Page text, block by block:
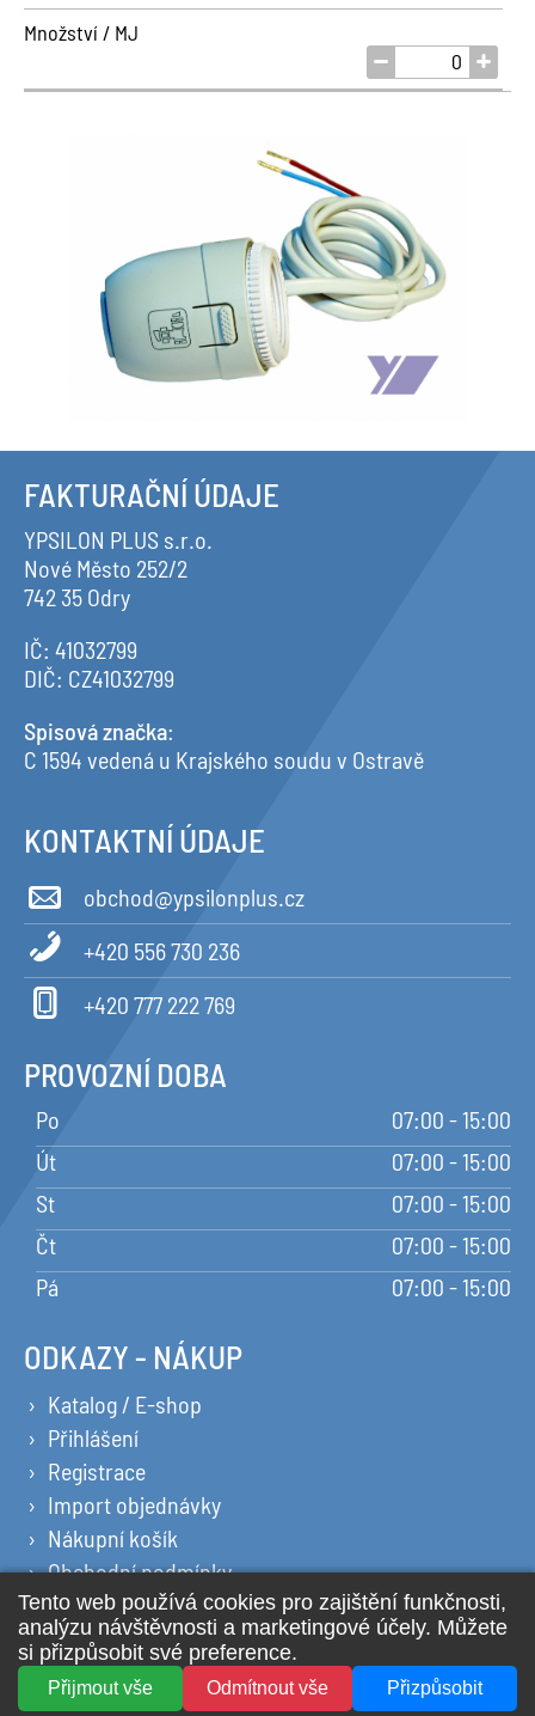
Množství / MJ
FAKTURAČNÍ ÚDAJE
YPSILON PLUS s.r.o.
Nové Město 252/2
742 35 Odry
IČ: 41032799
DIČ: CZ41032799
Spisová značka:
C 1594 vedená u Krajského soudu v Ostravě
KONTAKTNÍ ÚDAJE
obchod@ypsilonplus.cz
+420 556 730 236
+420 777 222 769
PROVOZNÍ DOBA
Po
07:00 - 15:00
Út
07:00 - 15:00
St
07:00 - 15:00
Čt
07:00 - 15:00
Pá
07:00 - 15:00
ODKAZY - NÁKUP
Katalog / E-shop
Přihlášení
Registrace
Import objednávky
Nákupní košík
Obchodní podmínky
Ochrana osobních údajů
Prohlášení o cookies
2026 © All Rights Reserved YPSILON PLUS s.r.o.